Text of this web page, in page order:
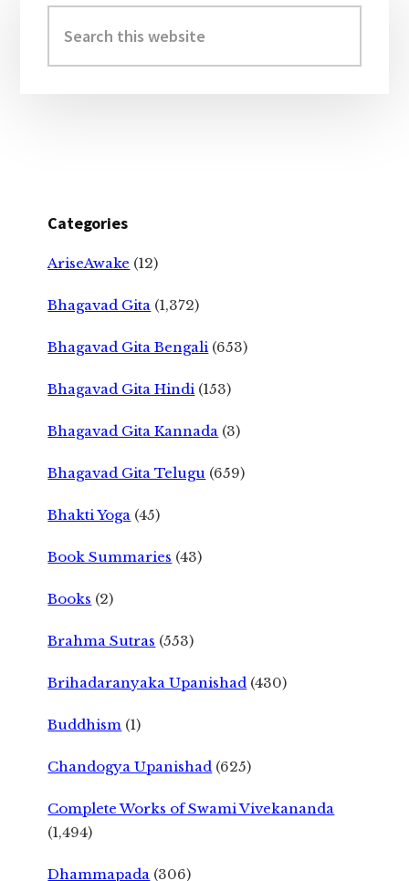
Sidebar
this
website
Categories
AriseAwake (12)
Bhagavad Gita (1,372)
Bhagavad Gita Bengali (653)
Bhagavad Gita Hindi (153)
Bhagavad Gita Kannada (3)
Bhagavad Gita Telugu (659)
Bhakti Yoga (45)
Book Summaries (43)
Books (2)
Brahma Sutras (553)
Brihadaranyaka Upanishad (430)
Buddhism (1)
Chandogya Upanishad (625)
Complete Works of Swami Vivekananda
(1,494)
Dhammapada (306)